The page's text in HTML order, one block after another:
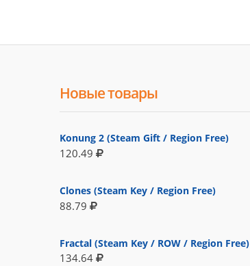
Новые товары
Konung 2 (Steam Gift / Region Free)
120.49
Clones (Steam Key / Region Free)
88.79
Fractal (Steam Key / ROW / Region Free)
134.64